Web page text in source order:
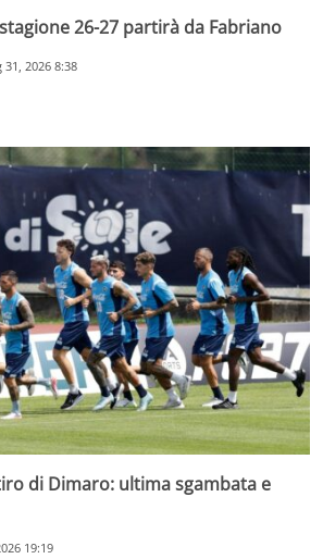
stagione 26-27 partirà da Fabriano
31, 2026 8:38
di Dimaro: ultima sgambata e
19:19